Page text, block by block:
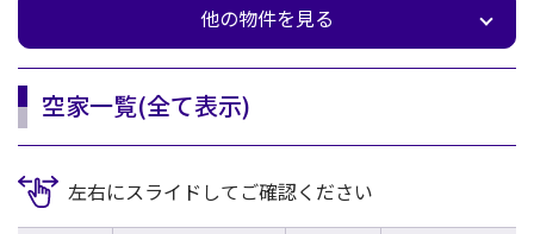
他の物件を見る
空家一覧(全て表示)
左右にスライドしてご確認ください